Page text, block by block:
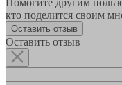
кто поделится своим
Оставить отзыв
Оставить отзыв